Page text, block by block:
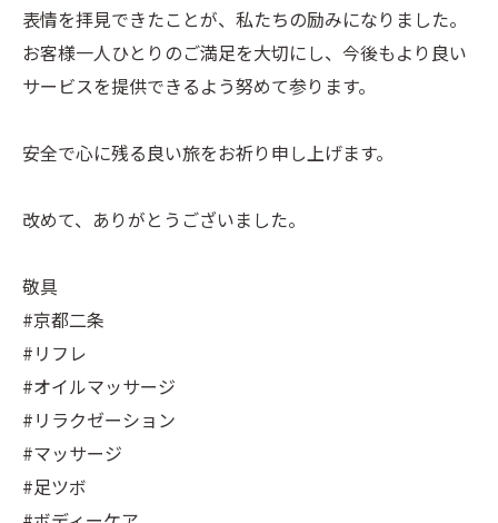
表情を拝見できたことが、私たちの励みになりました。
お客様一人ひとりのご満足を大切にし、今後もより良い
サービスを提供できるよう努めて参ります。
安全で心に残る良い旅をお祈り申し上げます。
改めて、ありがとうございました。
敬具
#京都二条
#リフレ
#オイルマッサージ
#リラクゼーション
#マッサージ
#足ツボ